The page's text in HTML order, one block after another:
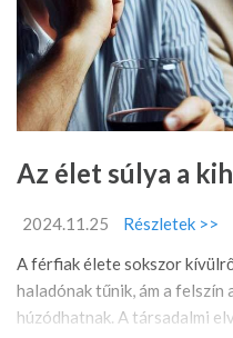
Az élet súlya a
2024.11.25
Részletek >>
A férfiak élete sokszor
haladónak tűnik, ám a
húzódhatnak. A társadalmi